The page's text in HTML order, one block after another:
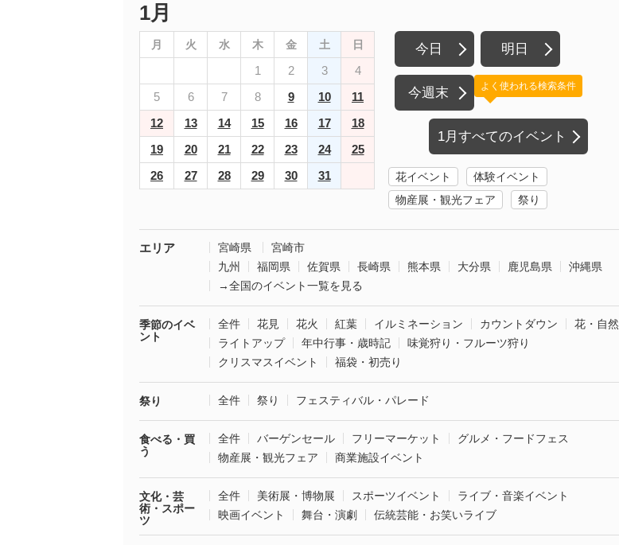
1月
月 火 水 木 金 土 日
1 2 3
4
5
6 7 8 9 10
11
12
13 14 15 16 17
18
19
20 21 22 23 24
25
26
27 28 29 30 31
今日 明日
今週末
1月すべてのイベント
よく使われる検索条件
花イベント
体験イベント
物産展・観光フェア
祭り
エリア 宮崎県
宮崎市
九州
福岡県 佐賀県 長崎県 熊本県 大分県 鹿児島県
沖縄県
→全国のイベント一覧を見る
季節のイベ
ント
全件 花見 花火 紅葉 イルミネーション カウントダウン
花・自然
ライトアップ
年中行事・歳時記
味覚狩り・フルーツ狩り
クリスマスイベント
福袋・初売り
祭り 全件 祭り フェスティバル・パレード
食べる・買
う
全件 バーゲンセール フリーマーケット
グルメ・フードフェス
物産展・観光フェア
商業施設イベント
文化・芸
術・スポー
ツ
全件 美術展・博物展 スポーツイベント
ライブ・音楽イベント
映画イベント
舞台・演劇 伝統芸能・お笑いライブ